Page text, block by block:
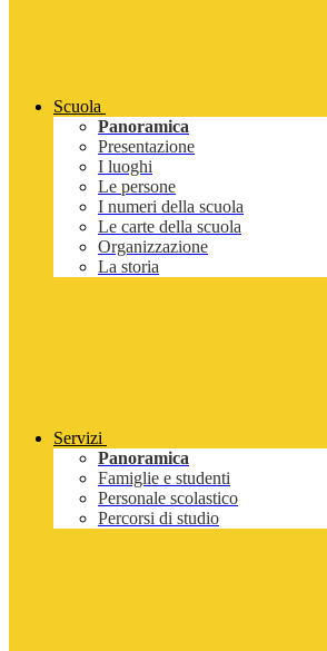
Scuola
Panoramica
Presentazione
I luoghi
Le persone
I numeri della scuola
Le carte della scuola
Organizzazione
La storia
Servizi
Panoramica
Famiglie e studenti
Personale scolastico
Percorsi di studio